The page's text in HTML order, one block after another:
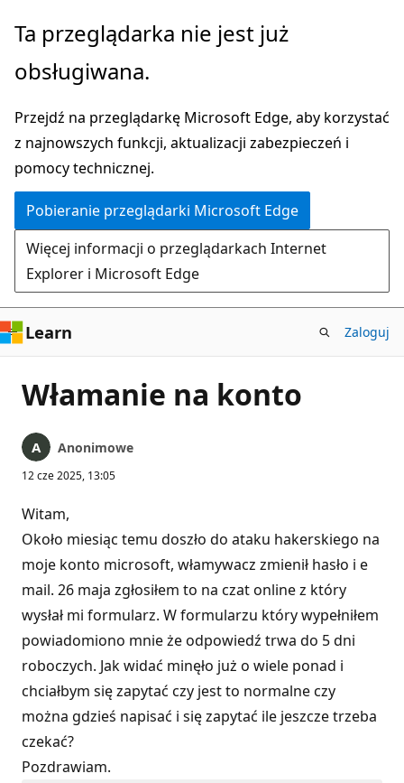
Przejdź
głównej
Ta przeglądarka nie jest już
obsługiwana.
Przejdź na przeglądarkę Microsoft Edge, aby korzystać
z najnowszych funkcji, aktualizacji zabezpieczeń i
pomocy technicznej.
Pobieranie przeglądarki Microsoft Edge
Więcej informacji o przeglądarkach Internet
Explorer i Microsoft Edge
Learn Zaloguj
Włamanie na konto
Anonimowe
12 cze 2025, 13:05
Witam,
Około miesiąc temu doszło do ataku hakerskiego na
moje konto microsoft, włamywacz zmienił hasło i e
mail. 26 maja zgłosiłem to na czat online z który
wysłał mi formularz. W formularzu który wypełniłem
powiadomiono mnie że odpowiedź trwa do 5 dni
roboczych. Jak widać minęło już o wiele ponad i
chciałbym się zapytać czy jest to normalne czy
można gdzieś napisać i się zapytać ile jeszcze trzeba
czekać?
Pozdrawiam.